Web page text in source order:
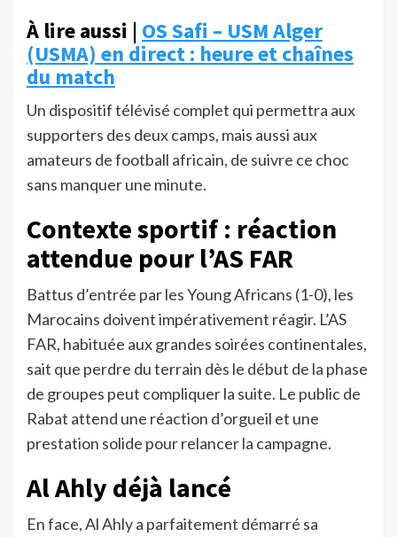
À lire aussi | OS Safi – USM Alger
(USMA) en direct : heure et chaînes
du match
Un dispositif télévisé complet qui permettra aux
supporters des deux camps, mais aussi aux
amateurs de football africain, de suivre ce choc
sans manquer une minute.
Contexte sportif : réaction
attendue pour l’AS FAR
Battus d’entrée par les Young Africans (1-0), les
Marocains doivent impérativement réagir. L’AS
FAR, habituée aux grandes soirées continentales,
sait que perdre du terrain dès le début de la phase
de groupes peut compliquer la suite. Le public de
Rabat attend une réaction d’orgueil et une
prestation solide pour relancer la campagne.
Al Ahly déjà lancé
En face, Al Ahly a parfaitement démarré sa